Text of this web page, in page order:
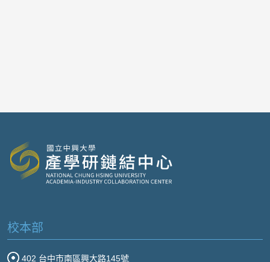
校本部
402 台中市南區興大路145號